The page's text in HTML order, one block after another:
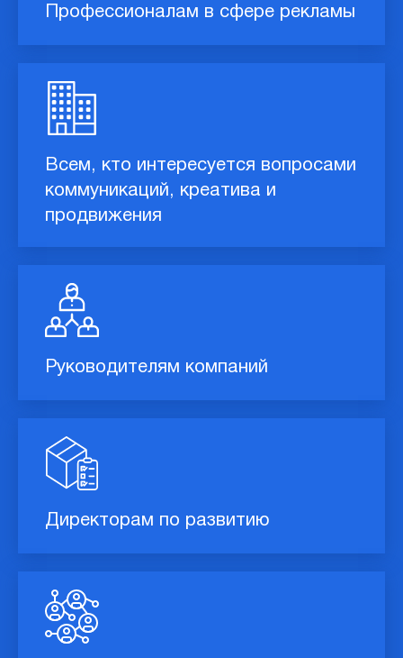
Профессионалам в сфере рекламы
Всем, кто интересуется вопросами
коммуникаций, креатива и
продвижения
Руководителям компаний
Директорам по развитию